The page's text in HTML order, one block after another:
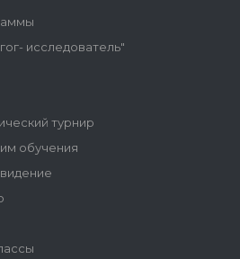
исследователь"
турнир
обучения